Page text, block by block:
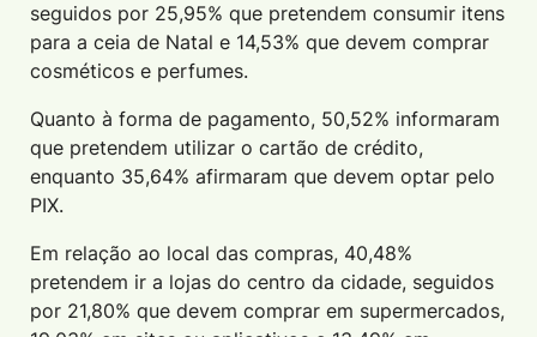
seguidos por 25,95% que pretendem consumir itens
para a ceia de Natal e 14,53% que devem comprar
cosméticos e perfumes.
Quanto à forma de pagamento, 50,52% informaram
que pretendem utilizar o cartão de crédito,
enquanto 35,64% afirmaram que devem optar pelo
PIX.
Em relação ao local das compras, 40,48%
pretendem ir a lojas do centro da cidade, seguidos
por 21,80% que devem comprar em supermercados,